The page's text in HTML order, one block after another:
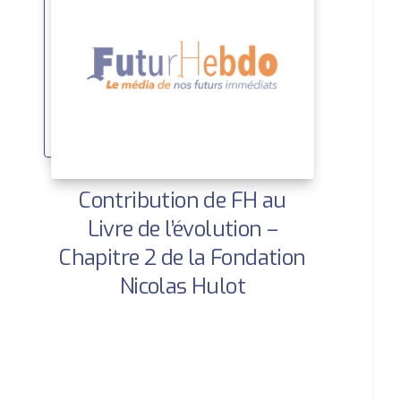
Contribution de FH au
Livre de l’évolution –
Chapitre 2 de la Fondation
Nicolas Hulot